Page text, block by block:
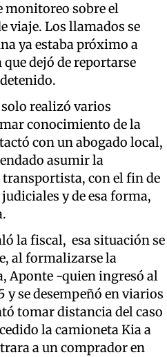
monitoreo sobre el
viaje. Los llamados se
ya estaba próximo a
dejó de reportarse
realizó varios
conocimiento de la
con un abogado local,
asumir la
con el fin de
y de esa forma,
la fiscal, esa situación se
al formalizarse la
Aponte -quien ingresó al
y se desempeñó en viarios
tomar distancia del caso
la camioneta Kia a
a un comprador en